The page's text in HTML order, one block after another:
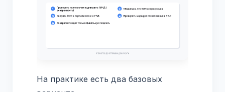
На практике есть два базовых